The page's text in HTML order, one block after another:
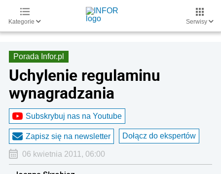
Kategorie Serwisy
Porada Infor.pl
Uchylenie regulaminu
wynagradzania
Subskrybuj nas na Youtube
Zapisz się na newsletter Dołącz do ekspertów
06 kwietnia 2011, 06:00